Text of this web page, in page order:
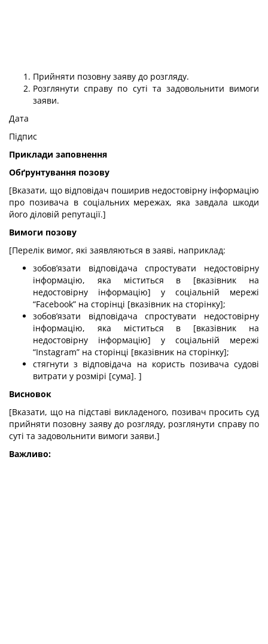
Прийняти позовну заяву до розгляду.
Розглянути справу по суті та задовольнити вимоги
заяви.
Дата
Підпис
Приклади заповнення
Обґрунтування позову
[Вказати, що відповідач поширив недостовірну інформацію
про позивача в соціальних мережах, яка завдала шкоди
його діловій репутації.]
Вимоги позову
[Перелік вимог, які заявляються в заяві, наприклад:
зобов’язати відповідача спростувати недостовірну
інформацію, яка міститься в [вказівник на
недостовірну інформацію] у соціальній мережі
“Facebook” на сторінці [вказівник на сторінку];
зобов’язати відповідача спростувати недостовірну
інформацію, яка міститься в [вказівник на
недостовірну інформацію] у соціальній мережі
“Instagram” на сторінці [вказівник на сторінку];
стягнути з відповідача на користь позивача судові
витрати у розмірі [сума]. ]
Висновок
[Вказати, що на підставі викладеного, позивач просить суд
прийняти позовну заяву до розгляду, розглянути справу по
суті та задовольнити вимоги заяви.]
Важливо: